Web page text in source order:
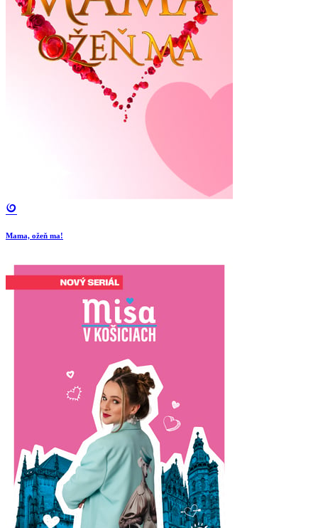
Mama, ožeň ma!